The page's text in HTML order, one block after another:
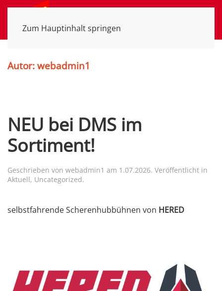
Zum Hauptinhalt springen
Autor:webadmin1
NEU bei DMS im
Sortiment!
Geschrieben von webadmin1 am 1.07.2026. Veröffentlicht in
Aktuell, Uncategorized.
selbstfahrende Scherenhubbühnen von HERED